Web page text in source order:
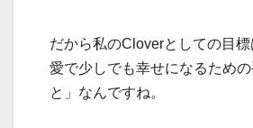
だから私のCloverとしての目
愛で少しでも幸せになるため
と」なんですね。